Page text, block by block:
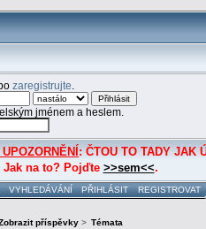
zaregistrujte
jménem a heslem.
: ČTOU TO TADY
na to? Pojďte >>sem<<.
VYHLEDÁVÁNÍ PŘIHLÁSIT REGISTROVAT
příspěvky> Témata